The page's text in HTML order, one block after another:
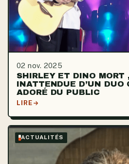
02 nov. 2025
SHIRLEY ET DINO MORT
INATTENDUE D’UN DUO
ADORÉ DU PUBLIC
LIRE
ACTUALITÉS